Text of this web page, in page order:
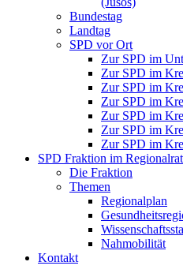
Bundestag
Landtag
SPD vor Ort
Zur SPD im
Zur SPD im
Zur SPD im
Zur SPD im
Zur SPD im
Zur SPD im
Zur SPD im
SPD Fraktion im Regionalrat
Die Fraktion
Themen
Regionalplan
Nahmobilität
Kontakt